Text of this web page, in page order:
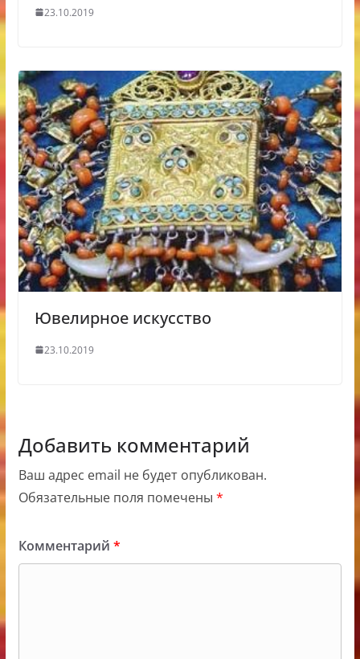
23.10.2019
Ювелирное искусство
23.10.2019
Добавить комментарий
Ваш адрес email не будет опубликован.
Обязательные поля помечены *
Комментарий *